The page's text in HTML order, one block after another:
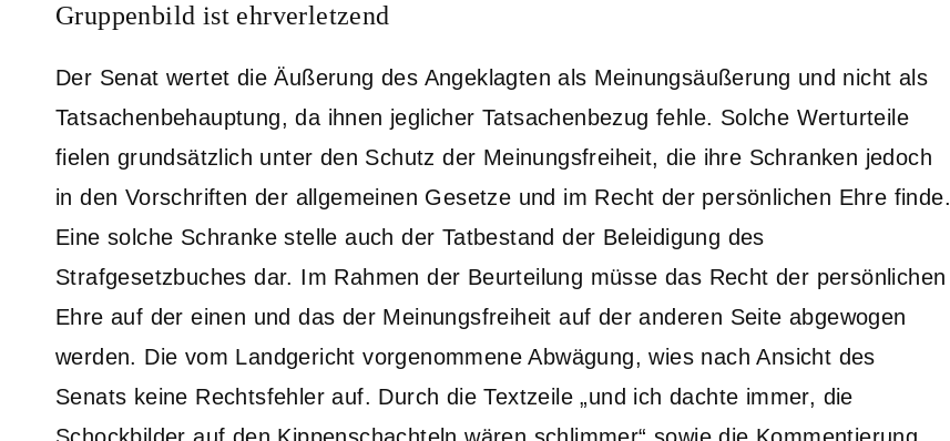
Gruppenbild ist ehrverletzend
Der Senat wertet die Äußerung des Angeklagten als Meinungsäußerung und nicht als
Tatsachenbehauptung, da ihnen jeglicher Tatsachenbezug fehle. Solche Werturteile
fielen grundsätzlich unter den Schutz der Meinungsfreiheit, die ihre Schranken jedoch
in den Vorschriften der allgemeinen Gesetze und im Recht der persönlichen Ehre finde.
Eine solche Schranke stelle auch der Tatbestand der Beleidigung des
Strafgesetzbuches dar. Im Rahmen der Beurteilung müsse das Recht der persönlichen
Ehre auf der einen und das der Meinungsfreiheit auf der anderen Seite abgewogen
werden. Die vom Landgericht vorgenommene Abwägung, wies nach Ansicht des
Senats keine Rechtsfehler auf. Durch die Textzeile „und ich dachte immer, die